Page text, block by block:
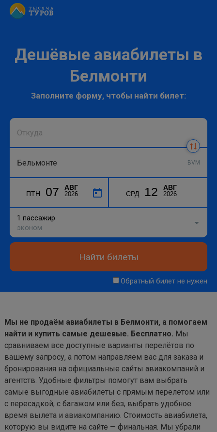
Дешёвые авиабилеты в
Белмонти
Заполните форму, чтобы найти билет:
BVM
ПТН 07 АВГ
2026 СРД 12 АВГ
2026
1 пассажир
эконом
Найти билеты
Обратный билет не нужен
Мы не продаём авиабилеты в Белмонти, а помогаем
найти и купить самые дешевые. Бесплатно. Мы
сравниваем все доступные варианты перелётов по
вашему запросу, а потом направляем вас для заказа и
бронирования на официальные сайты авиакомпаний и
агентств. Удобные фильтры помогут вам выбрать
самые выгодные авиабилеты с прямым перелетом или
с пересадкой, с багажом или без, выбрать удобное
время вылета и авиакомпанию. Стоимость авиабилета,
которую вы видите на сайте — финальная. Мы убрали